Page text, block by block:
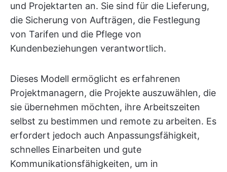
und Projektarten an. Sie sind für die Lieferung,
die Sicherung von Aufträgen, die Festlegung
von Tarifen und die Pflege von
Kundenbeziehungen verantwortlich.
Dieses Modell ermöglicht es erfahrenen
Projektmanagern, die Projekte auszuwählen, die
sie übernehmen möchten, ihre Arbeitszeiten
selbst zu bestimmen und remote zu arbeiten. Es
erfordert jedoch auch Anpassungsfähigkeit,
schnelles Einarbeiten und gute
Kommunikationsfähigkeiten, um in